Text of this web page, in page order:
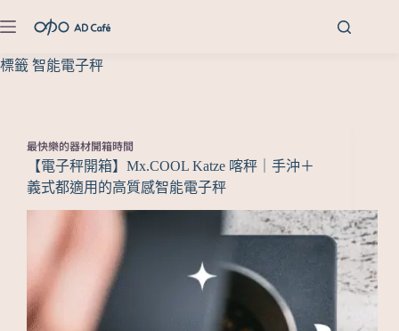
標籤 智能電子秤
最快樂的器材開箱時間
【電子秤開箱】Mx.COOL Katze 喀秤｜手沖＋
義式都適用的高質感智能電子秤